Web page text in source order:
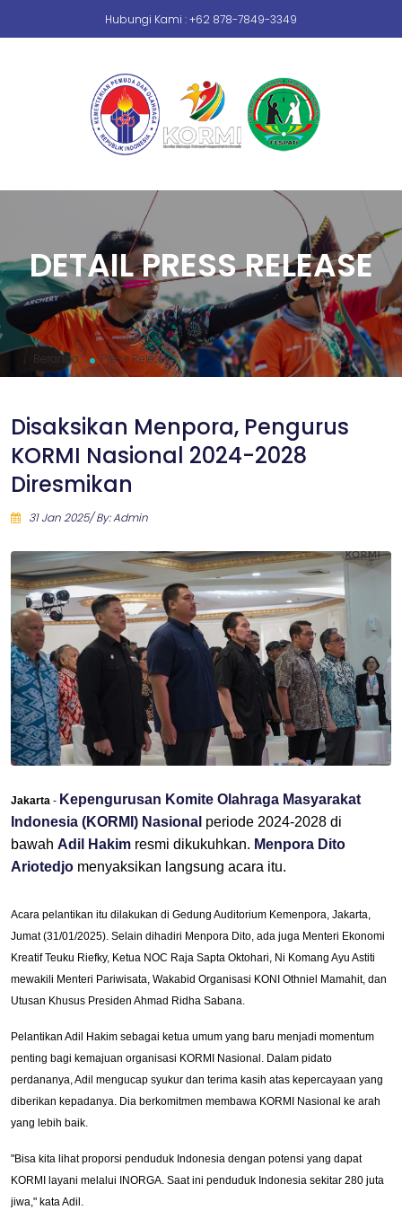
Hubungi Kami : +62 878-7849-3349
DETAIL PRESS RELEASE
Beranda Press Release
Disaksikan Menpora, Pengurus
KORMI Nasional 2024-2028
Diresmikan
31 Jan 2025/ By: Admin
Jakarta - Kepengurusan Komite Olahraga Masyarakat
Indonesia (KORMI) Nasional periode 2024-2028 di
bawah Adil Hakim resmi dikukuhkan. Menpora Dito
Ariotedjo menyaksikan langsung acara itu.
Acara pelantikan itu dilakukan di Gedung Auditorium Kemenpora, Jakarta,
Jumat (31/01/2025). Selain dihadiri Menpora Dito, ada juga Menteri Ekonomi
Kreatif Teuku Riefky, Ketua NOC Raja Sapta Oktohari, Ni Komang Ayu Astiti
mewakili Menteri Pariwisata, Wakabid Organisasi KONI Othniel Mamahit, dan
Utusan Khusus Presiden Ahmad Ridha Sabana.
Pelantikan Adil Hakim sebagai ketua umum yang baru menjadi momentum
penting bagi kemajuan organisasi KORMI Nasional. Dalam pidato
perdananya, Adil mengucap syukur dan terima kasih atas kepercayaan yang
diberikan kepadanya. Dia berkomitmen membawa KORMI Nasional ke arah
yang lebih baik.
"Bisa kita lihat proporsi penduduk Indonesia dengan potensi yang dapat
KORMI layani melalui INORGA. Saat ini penduduk Indonesia sekitar 280 juta
jiwa," kata Adil.